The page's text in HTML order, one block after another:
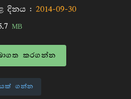
දිනය : 2014-09-30
MB
කරගන්න
ගන්න